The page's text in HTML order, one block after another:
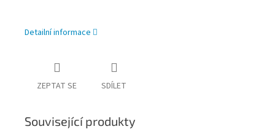
Detailní informace
ZEPTAT SE SDÍLET
Související produkty